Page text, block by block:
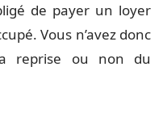
de payer un loyer
Vous n’avez donc
reprise ou non du